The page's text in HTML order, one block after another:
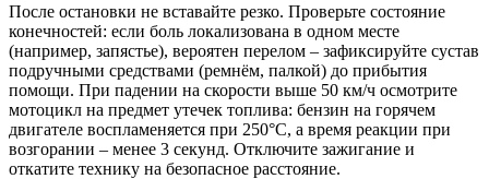
После остановки не вставайте резко. Проверьте состояние
конечностей: если боль локализована в одном месте
(например, запястье), вероятен перелом – зафиксируйте сустав
подручными средствами (ремнём, палкой) до прибытия
помощи. При падении на скорости выше 50 км/ч осмотрите
мотоцикл на предмет утечек топлива: бензин на горячем
двигателе воспламеняется при 250°C, а время реакции при
возгорании – менее 3 секунд. Отключите зажигание и
откатите технику на безопасное расстояние.